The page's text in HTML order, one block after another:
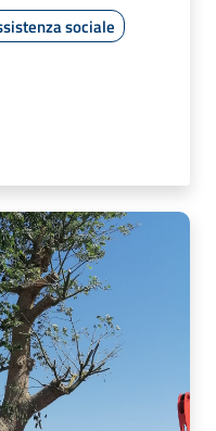
sociale